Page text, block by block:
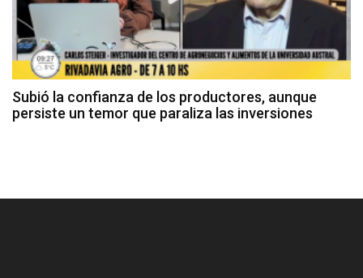
Subió la confianza de los productores, aunque
persiste un temor que paraliza las inversiones